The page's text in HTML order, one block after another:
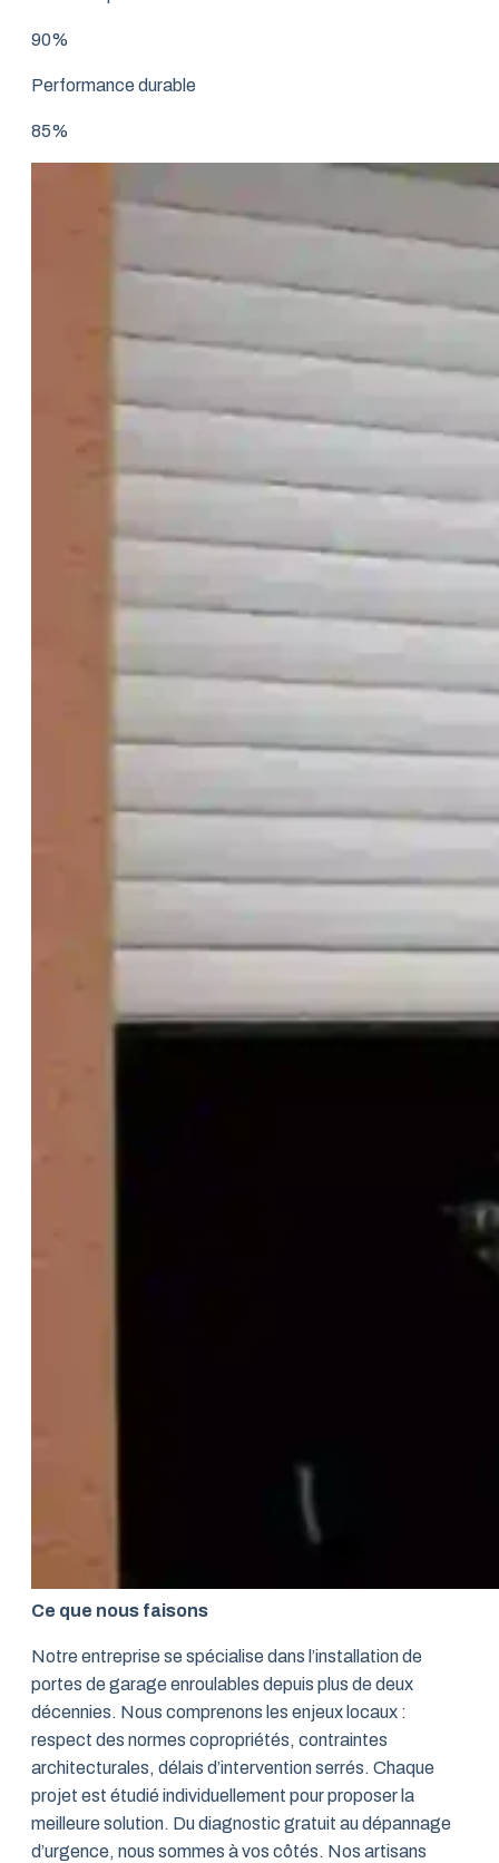
90%
Performance durable
85%
Ce que nous faisons
Notre entreprise se spécialise dans l’installation de
portes de garage enroulables depuis plus de deux
décennies. Nous comprenons les enjeux locaux :
respect des normes copropriétés, contraintes
architecturales, délais d’intervention serrés. Chaque
projet est étudié individuellement pour proposer la
meilleure solution. Du diagnostic gratuit au dépannage
d’urgence, nous sommes à vos côtés. Nos artisans